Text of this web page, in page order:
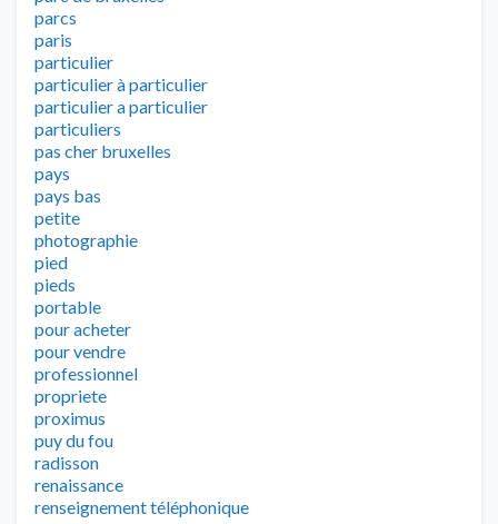
parcs
paris
particulier
particulier à particulier
particulier a particulier
particuliers
pas cher bruxelles
pays
pays bas
petite
photographie
pied
pieds
portable
pour acheter
pour vendre
professionnel
propriete
proximus
puy du fou
radisson
renaissance
renseignement téléphonique